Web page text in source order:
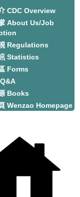
CDC Overview
About Us/Job
Regulations
Statistics
Forms
Books
Wenzao Homepage